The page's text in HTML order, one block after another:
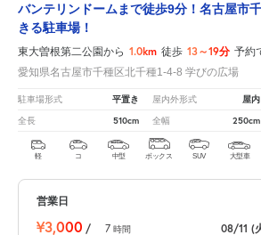
バンテリンドームまで徒歩9分！名古屋市
きる駐車場！
東大曽根第二公園から 1.0km 徒歩 13～19分 予約
愛知県名古屋市千種区北千種1-4-8 学びの広場
駐車場形式 平置き 屋内外形式 屋内
全長 510cm 全幅 250cm
軽 コ 中型 ボックス SUV 大型車
営業日
¥3,000 / 7 時間 08/11 (